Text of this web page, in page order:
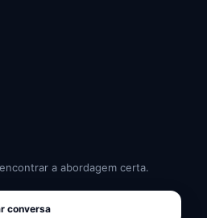
a abordagem certa.
conversa